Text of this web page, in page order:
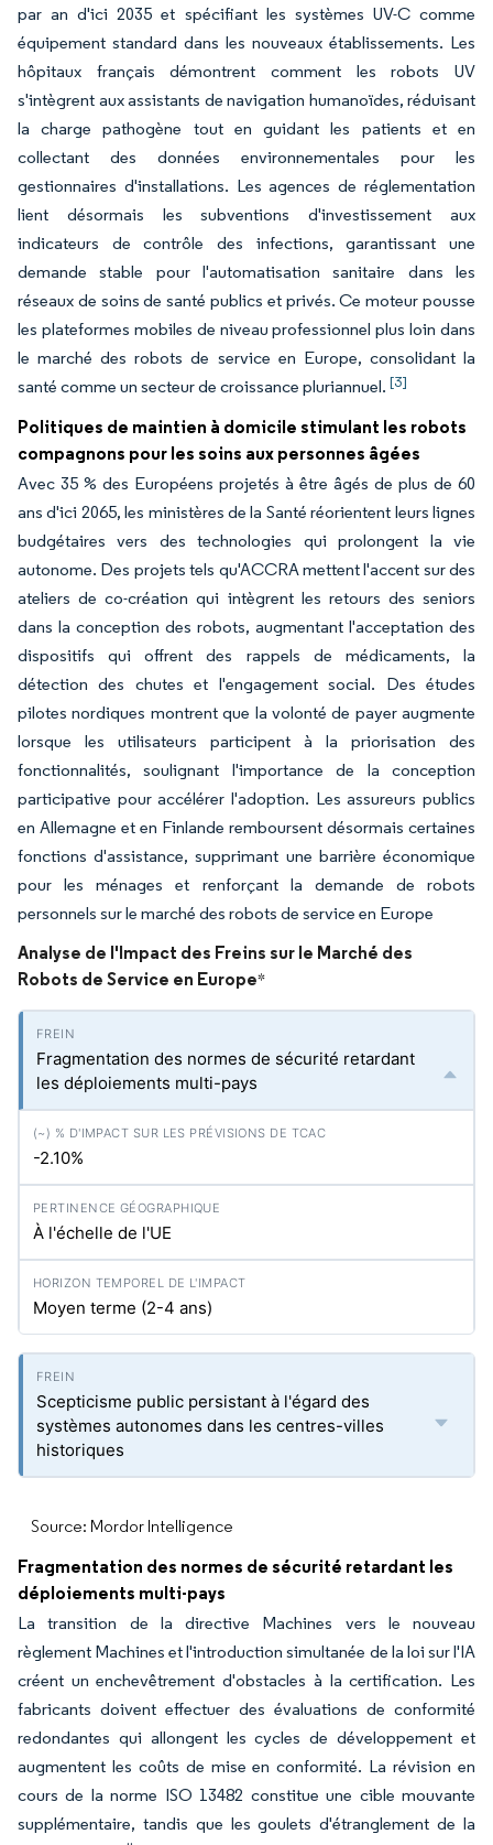
par an d'ici 2035 et spécifiant les systèmes UV-C comme
équipement standard dans les nouveaux établissements. Les
hôpitaux français démontrent comment les robots UV
s'intègrent aux assistants de navigation humanoïdes, réduisant
la charge pathogène tout en guidant les patients et en
collectant des données environnementales pour les
gestionnaires d'installations. Les agences de réglementation
lient désormais les subventions d'investissement aux
indicateurs de contrôle des infections, garantissant une
demande stable pour l'automatisation sanitaire dans les
réseaux de soins de santé publics et privés. Ce moteur pousse
les plateformes mobiles de niveau professionnel plus loin dans
le marché des robots de service en Europe, consolidant la
santé comme un secteur de croissance pluriannuel. [3]
Politiques de maintien à domicile stimulant les robots
compagnons pour les soins aux personnes âgées
Avec 35 % des Européens projetés à être âgés de plus de 60
ans d'ici 2065, les ministères de la Santé réorientent leurs lignes
budgétaires vers des technologies qui prolongent la vie
autonome. Des projets tels qu'ACCRA mettent l'accent sur des
ateliers de co-création qui intègrent les retours des seniors
dans la conception des robots, augmentant l'acceptation des
dispositifs qui offrent des rappels de médicaments, la
détection des chutes et l'engagement social. Des études
pilotes nordiques montrent que la volonté de payer augmente
lorsque les utilisateurs participent à la priorisation des
fonctionnalités, soulignant l'importance de la conception
participative pour accélérer l'adoption. Les assureurs publics
en Allemagne et en Finlande remboursent désormais certaines
fonctions d'assistance, supprimant une barrière économique
pour les ménages et renforçant la demande de robots
personnels sur le marché des robots de service en Europe
Analyse de l'Impact des Freins sur le Marché des
Robots de Service en Europe*
Fragmentation des normes de sécurité retardant
les déploiements multi-pays
-2.10%
À l'échelle de l'UE
Moyen terme (2-4 ans)
Scepticisme public persistant à l'égard des
systèmes autonomes dans les centres-villes
historiques
Source: Mordor Intelligence
Fragmentation des normes de sécurité retardant les
déploiements multi-pays
La transition de la directive Machines vers le nouveau
règlement Machines et l'introduction simultanée de la loi sur l'IA
créent un enchevêtrement d'obstacles à la certification. Les
fabricants doivent effectuer des évaluations de conformité
redondantes qui allongent les cycles de développement et
augmentent les coûts de mise en conformité. La révision en
cours de la norme ISO 13482 constitue une cible mouvante
supplémentaire, tandis que les goulets d'étranglement de la